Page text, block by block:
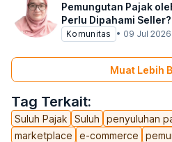
Tag Terkait:
Suluh Pajak Suluh penyuluhan
marketplace
e-commerce
Pemungutan Pajak
Perlu Dipahami Seller?
Komunitas • 09 Jul 2026
Muat Lebih